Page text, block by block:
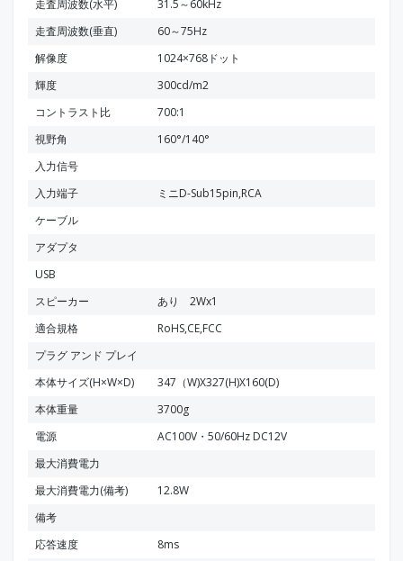
走査周波数(水平)
31.5～60kHz
走査周波数(垂直)
60～75Hz
解像度
1024×768ドット
輝度
300cd/m2
コントラスト比
700:1
視野角
160°/140°
入力信号
入力端子
ミニD-Sub15pin,RCA
ケーブル
アダプタ
USB
スピーカー
あり 2Wx1
適合規格
RoHS,CE,FCC
プラグ アンド プレイ
本体サイズ(H×W×D)
347（W)X327(H)X160(D)
本体重量
3700g
電源
AC100V・50/60Hz DC12V
最大消費電力
最大消費電力(備考)
12.8W
備考
応答速度
8ms